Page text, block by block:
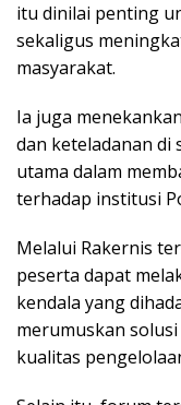
itu dinilai penting
sekaligus
masyarakat.
Ia juga
dan keteladanan di
utama dalam
terhadap institusi
Melalui Rakernis
peserta dapat
kendala yang
merumuskan
kualitas